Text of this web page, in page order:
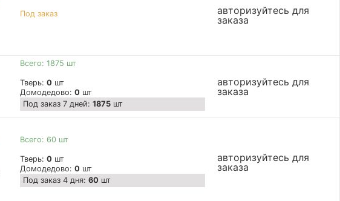
Под заказ
авторизуйтесь для
заказа
Всего: 1875 шт
Тверь: 0шт
Домодедово: 0шт
Под заказ 7 дней: 1875шт
авторизуйтесь для
заказа
Всего: 60 шт
Тверь: 0шт
Домодедово: 0шт
Под заказ 4 дня: 60 шт
авторизуйтесь для
заказа